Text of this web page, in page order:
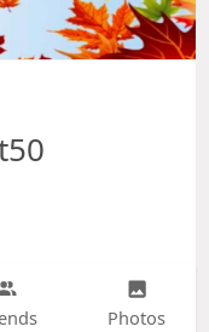
Photos